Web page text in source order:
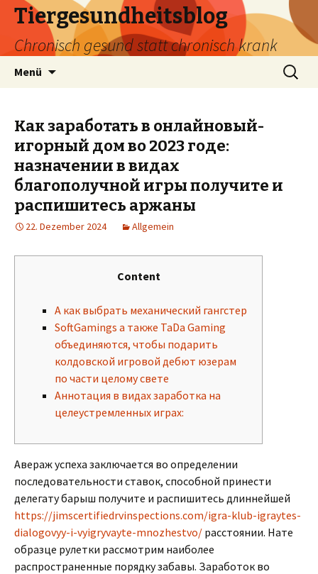
Tiergesundheitsblog
Chronisch gesund statt chronisch krank
Menü
Suchen
nach:
Как заработать в онлайновый-
игорный дом во 2023 годе:
назначении в видах
благополучной игры получите и
распишитесь аржаны
22. Dezember 2024 Allgemein
Content
А как выбрать механический гангстер
SoftGamings а также TaDa Gaming
объединяются, чтобы подарить
колдовской игровой дебют юзерам
по части целому свете
Аннотация в видах заработка на
целеустремленных играх:
Авераж успеха заключается во определении
последовательности ставок, способной принести
делегату барыш получите и распишитесь длиннейшей
https://jimscertifiedrvinspections.com/igra-klub-igraytes-
dialogovyy-i-vyigryvayte-mnozhestvo/ расстоянии. Нате
образце рулетки рассмотрим наиболее
распространенные порядку забавы. Заработок во